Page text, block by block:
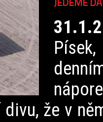
divu, že v